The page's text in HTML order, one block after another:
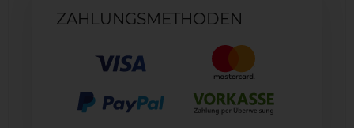
ZAHLUNGSMETHODEN